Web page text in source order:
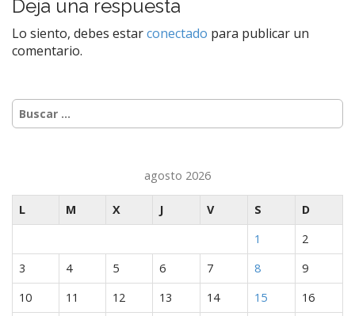
e
g
a
i
ó
e
n
a
d
Deja una respuesta
Lo siento, debes estarconectado para publicar un
comentario.
Buscar:
agosto 2026
L M X J V S
D
1
2
3
4 5 6 7 8
9
10
11 12 13 14 15
16